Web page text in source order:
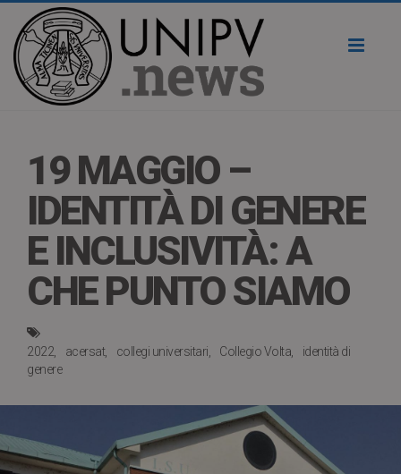
19 MAGGIO –
IDENTITÀ DI GENERE
E INCLUSIVITÀ: A
CHE PUNTO SIAMO
2022 acersat collegi universitari Collegio Volta
identità di
genere